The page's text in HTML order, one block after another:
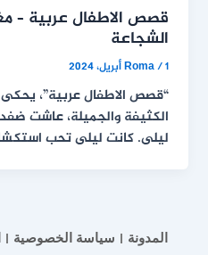
قصص الاطفال عربية –
الشجاعة
Roma/1 أبريل، 2024
“قصص الاطفال عربية”،
الكثيفة والجميلة، عاشت
ليلى. كانت ليلى تحب
المدونة سياسة الخصوصية